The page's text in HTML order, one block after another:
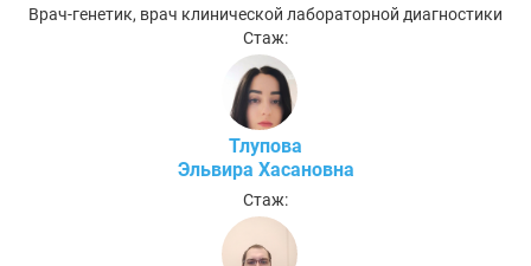
Врач-генетик, врач клинической лабораторной диагностики
Стаж:
Тлупова
Эльвира Хасановна
Стаж: